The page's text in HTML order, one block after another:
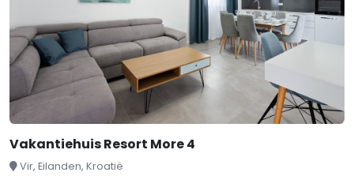
Vakantiehuis Resort More 4
Vir, Eilanden, Kroatië